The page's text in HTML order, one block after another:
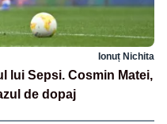
Ionuț Nichita
lui Sepsi. Cosmin Matei,
de dopaj